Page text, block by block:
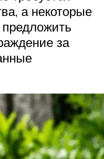
а некоторые
предложить
за